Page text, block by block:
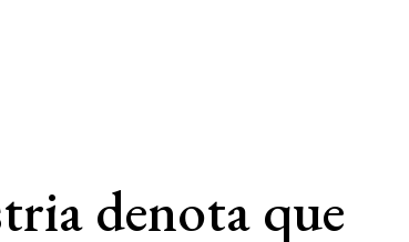
denota que